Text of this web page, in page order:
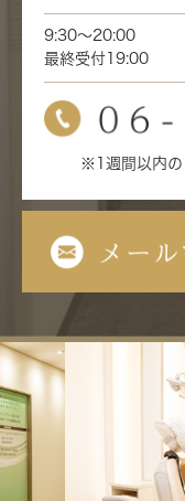
9:30～20:00
最終受付19:00
※1週間以内の